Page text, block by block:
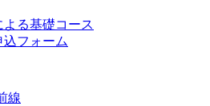
よる基礎コース
込フォーム
線